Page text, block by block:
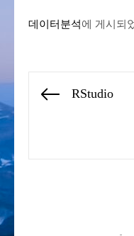
데이터분석에 게시되
Previous
RStudio